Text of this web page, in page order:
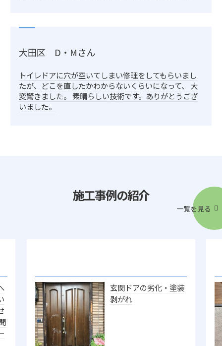
大田区 D・Mさん
トイレドアに穴が空いてしまい修理をしてもらいまし
たが、どこを直したかわからないくらいになって、 大
変驚きました。 素晴らしい技術です。ありがとうござ
いました。
施工事例の紹介
一覧を見る
玄関ドアの劣化・塗装
剥がれ